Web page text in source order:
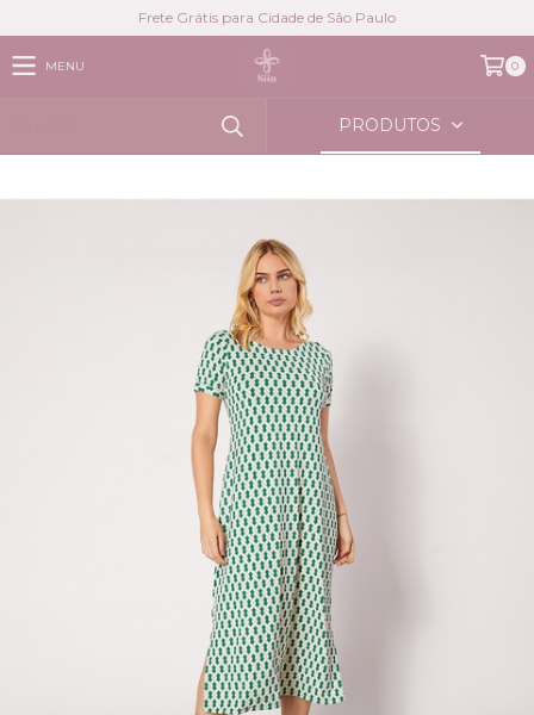
Frete Grátis para Cidade de São Paulo
MENU 0
PRODUTOS